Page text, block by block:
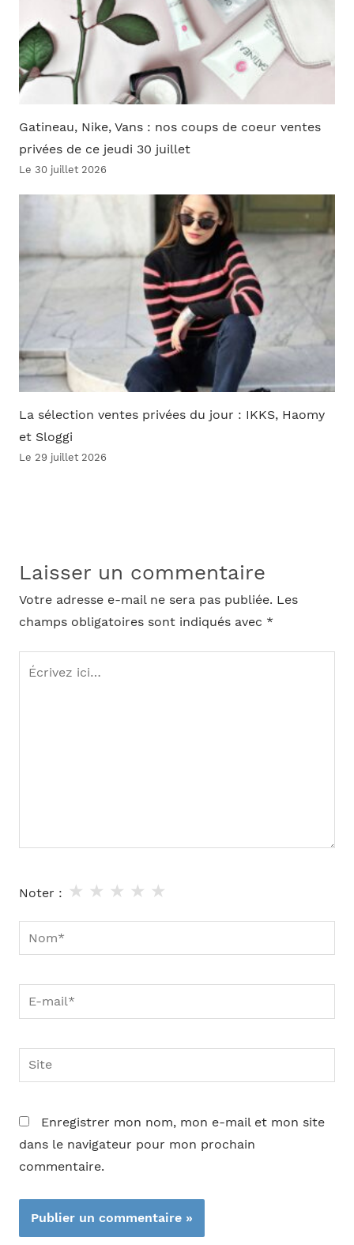
Gatineau, Nike, Vans : nos coups de coeur ventes
privées de ce jeudi 30 juillet
Le 30 juillet 2026
La sélection ventes privées du jour : IKKS, Haomy
et Sloggi
Le 29 juillet 2026
Laisser un commentaire
Votre adresse e-mail ne sera pas publiée. Les
champs obligatoires sont indiqués avec *
Écrivez
Noter : ★
★
★
★
★
Nom*
E-
mail*
Site
Enregistrer mon nom, mon e-mail et mon site
dans le navigateur pour mon prochain
commentaire.